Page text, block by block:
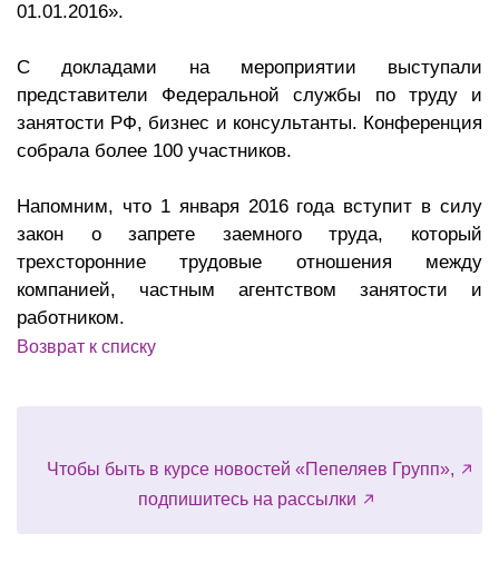
01.01.2016».
С докладами на мероприятии выступали
представители Федеральной службы по труду и
занятости РФ, бизнес и консультанты. Конференция
собрала более 100 участников.
Напомним, что 1 января 2016 года вступит в силу
закон о запрете заемного труда, который
трехсторонние трудовые отношения между
компанией, частным агентством занятости и
работником.
Возврат к списку
Чтобы быть в курсе новостей «Пепеляев Групп»,
подпишитесь на рассылки